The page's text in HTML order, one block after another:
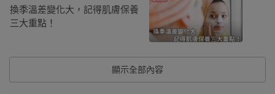
換季溫差變化大，記得肌膚保養
三大重點！
顯示全部內容